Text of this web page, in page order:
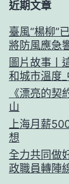
近期文章
臺風“楊柳”
將防風應急
圖片故事丨
和城市溫度_
《漂亮的
山
上海月薪
想
全力共同做
政職員轉陣